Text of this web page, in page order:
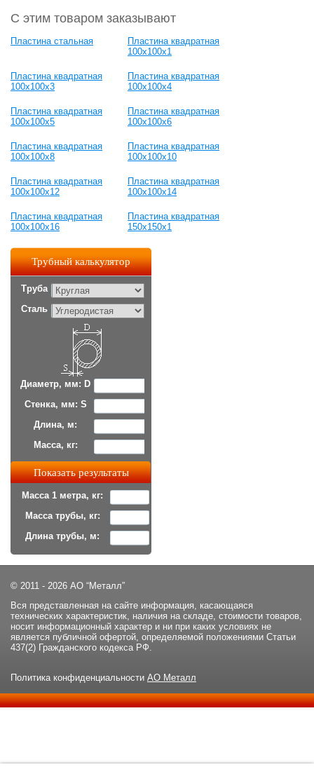
С этим товаром заказывают
Пластина стальная
Пластина квадратная
100х100х1
Пластина квадратная
100х100х3
Пластина квадратная
100х100х4
Пластина квадратная
100х100х5
Пластина квадратная
100х100х6
Пластина квадратная
100х100х8
Пластина квадратная
100х100х10
Пластина квадратная
100х100х12
Пластина квадратная
100х100х14
Пластина квадратная
100х100х16
Пластина квадратная
150х150х1
Трубный калькулятор
Труба
Сталь
Диаметр, мм: D
Стенка, мм: S
Длина, м:
Масса, кг:
Масса 1 метра, кг:
Масса трубы, кг:
Длина трубы, м:
© 2011 - 2026 АО “Металл”
Вся представленная на сайте информация, касающаяся
технических характеристик, наличия на складе, стоимости товаров,
носит информационный характер и ни при каких условиях не
является публичной офертой, определяемой положениями Статьи
437(2) Гражданского кодекса РФ.
Политика конфиденциальности АО Металл